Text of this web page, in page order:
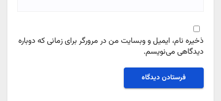
ذخیره نام، ایمیل و وبسایت من در مرورگر برای زمانی که دوباره
دیدگاهی می‌نویسم.